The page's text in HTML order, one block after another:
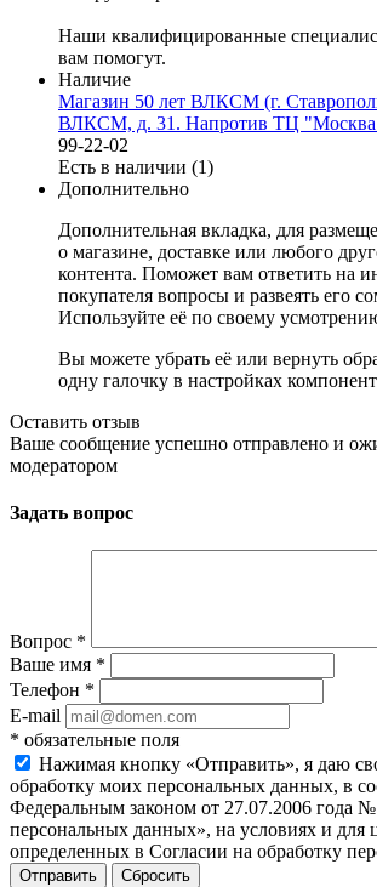
Наши квалифицированные
вам помогут.
Наличие
Магазин 50 лет ВЛКСМ (г.
ВЛКСМ, д. 31. Напротив ТЦ
99-22-02
Есть в наличии (1)
Дополнительно
Дополнительная вкладка, для
о магазине, доставке или любого
контента. Поможет вам ответить на
покупателя вопросы и развеять его
Используйте её по своему
Вы можете убрать её или вернуть
одну галочку в настройках
Оставить отзыв
Ваше сообщение успешно отправлено и
модератором
Задать вопрос
Вопрос *
Ваше имя *
Телефон *
E-mail
* обязательные поля
Нажимая кнопку «Отправить», я даю
обработку моих персональных данных, в
Федеральным законом от 27.07.2006 года
персональных данных», на условиях и для
определенных в Согласии на обработку
Сбросить